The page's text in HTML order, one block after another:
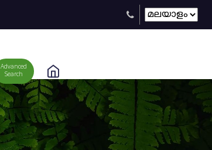
Advanced
Search